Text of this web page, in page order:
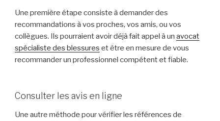
Une première étape consiste à demander des
recommandations à vos proches, vos amis, ou vos
collègues. Ils pourraient avoir déjà fait appel à un avocat
spécialiste des blessures et être en mesure de vous
recommander un professionnel compétent et fiable.
Consulter les avis en ligne
Une autre méthode pour vérifier les références de